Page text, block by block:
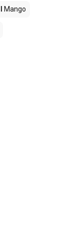
Mango